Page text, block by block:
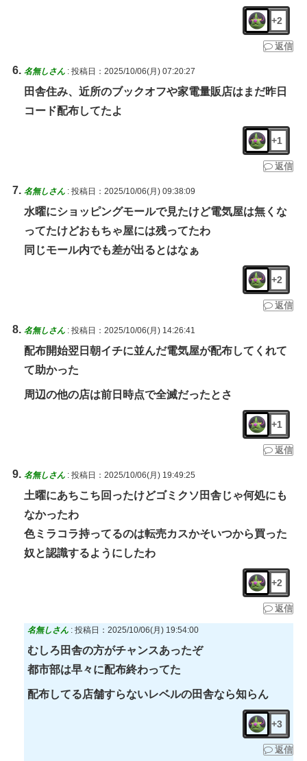
+2
返信
名無しさん : 投稿日：2025/10/06(月) 07:20:27
田舎住み、近所のブックオフや家電量販店はまだ昨日
コード配布してたよ
+1
返信
名無しさん : 投稿日：2025/10/06(月) 09:38:09
水曜にショッピングモールで見たけど電気屋は無くな
ってたけどおもちゃ屋には残ってたわ
同じモール内でも差が出るとはなぁ
+2
返信
名無しさん : 投稿日：2025/10/06(月) 14:26:41
配布開始翌日朝イチに並んだ電気屋が配布してくれて
て助かった
周辺の他の店は前日時点で全滅だったとさ
+1
返信
名無しさん : 投稿日：2025/10/06(月) 19:49:25
土曜にあちこち回ったけどゴミクソ田舎じゃ何処にも
なかったわ
色ミラコラ持ってるのは転売カスかそいつから買った
奴と認識するようにしたわ
+2
返信
名無しさん : 投稿日：2025/10/06(月) 19:54:00
むしろ田舎の方がチャンスあったぞ
都市部は早々に配布終わってた
配布してる店舗すらないレベルの田舎なら知らん
+3
返信